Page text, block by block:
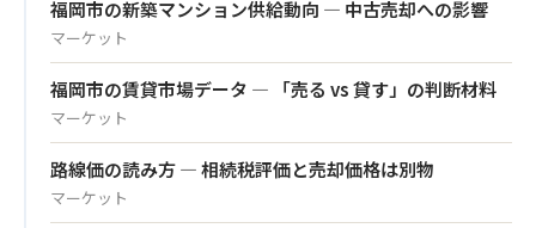
福岡市の新築マンション供給動向 — 中古売却への影響
マーケット
福岡市の賃貸市場データ — 「売る vs 貸す」の判断材料
マーケット
路線価の読み方 — 相続税評価と売却価格は別物
マーケット